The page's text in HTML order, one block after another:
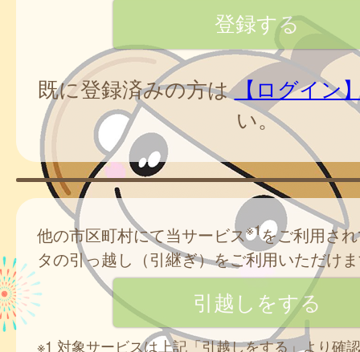
既に登録済みの方は【ログイン
い。
他の市区町村にて当サービス※1をご利用さ
タの引っ越し（引継ぎ）をご利用いただけ
※1 対象サービスは上記「引越しをする」より確